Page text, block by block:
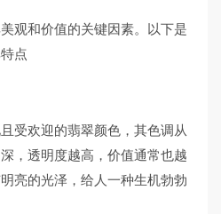
观和价值的关键因素。以下是
点
受欢迎的翡翠颜色，其色调从
，透明度越高，价值通常也越
亮的光泽，给人一种生机勃勃